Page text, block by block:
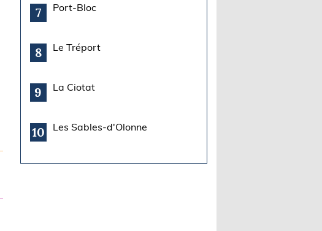
7 Port-Bloc
8 Le Tréport
9 La Ciotat
10 Les Sables-d'Olonne